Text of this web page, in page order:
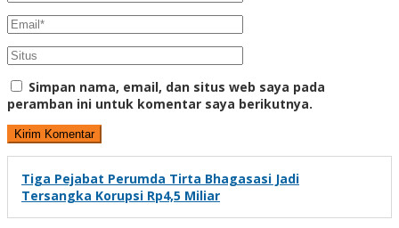
Simpan nama, email, dan situs web saya pada
peramban ini untuk komentar saya berikutnya.
Tiga Pejabat Perumda Tirta Bhagasasi Jadi
Tersangka Korupsi Rp4,5 Miliar